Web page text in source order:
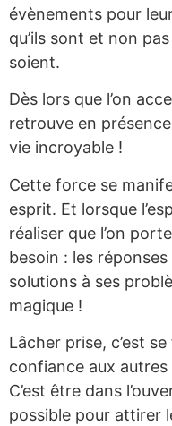
évènements pour
qu’ils sont et non
soient.
Dès lors que l’on
retrouve en
vie incroyable !
Cette force se
esprit. Et lorsque
réaliser que l’on
besoin : les
solutions à ses
magique !
Lâcher prise, c’est
confiance aux
C’est être dans
possible pour attirer